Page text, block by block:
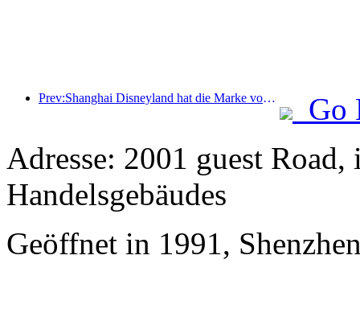
Prev:Shanghai Disneyland hat die Marke von 100 Millionen Besuchern überschritten und wird um ein viertes Themenhotel erweitert.
Go
Adresse: 2001 guest
Handelsgebäudes
Geöffnet in 1991,